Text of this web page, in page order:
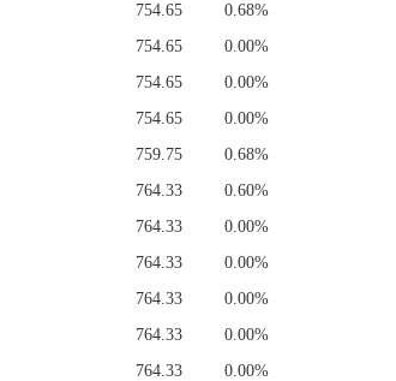
754.65
0.68%
754.65
0.00%
754.65
0.00%
754.65
0.00%
759.75
0.68%
764.33
0.60%
764.33
0.00%
764.33
0.00%
764.33
0.00%
764.33
0.00%
764.33
0.00%